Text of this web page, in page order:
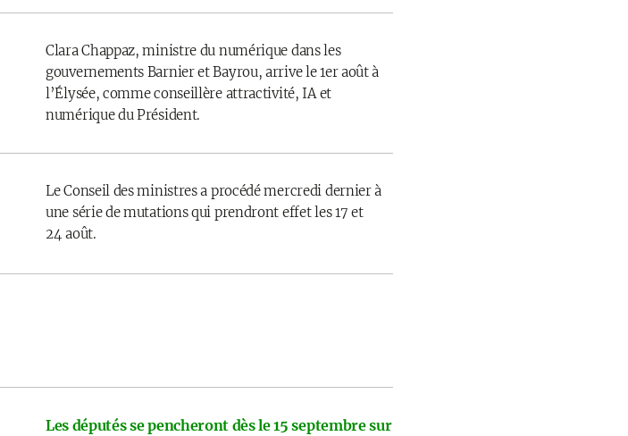
Clara Chappaz, ministre du numérique dans les
gouvernements Barnier et Bayrou, arrive le 1er août à
l’Élysée, comme conseillère attractivité, IA et
numérique du Président.
Le Conseil des ministres a procédé mercredi dernier à
une série de mutations qui prendront effet les 17 et
24 août.
Les députés se pencheront dès le 15 septembre sur